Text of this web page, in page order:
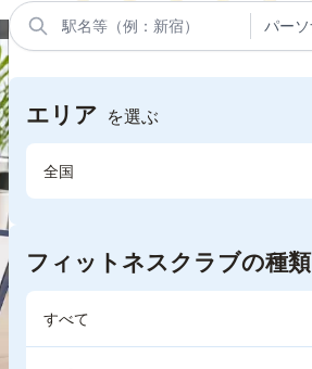
エリア を選ぶ
全国
フィットネスクラブの種類
すべて